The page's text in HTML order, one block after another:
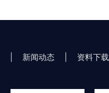
新闻动态 资料下载